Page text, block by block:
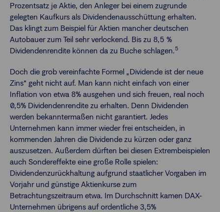
Prozentsatz je Aktie, den Anleger bei einem zugrunde
gelegten Kaufkurs als Dividendenausschüttung erhalten.
Das klingt zum Beispiel für Aktien mancher deutschen
Autobauer zum Teil sehr verlockend. Bis zu 8,5 %
Dividendenrendite können da zu Buche schlagen.5
Doch die grob vereinfachte Formel „Dividende ist der neue
Zins“ geht nicht auf. Man kann nicht einfach von einer
Inflation von etwa 8% ausgehen und sich freuen, real noch
0,5% Dividendenrendite zu erhalten. Denn Dividenden
werden bekanntermaßen nicht garantiert. Jedes
Unternehmen kann immer wieder frei entscheiden, in
kommenden Jahren die Dividende zu kürzen oder ganz
auszusetzen. Außerdem dürften bei diesen Extrembeispielen
auch Sondereffekte eine große Rolle spielen:
Dividendenzurückhaltung aufgrund staatlicher Vorgaben im
Vorjahr und günstige Aktienkurse zum
Betrachtungszeitraum etwa. Im Durchschnitt kamen DAX-
Unternehmen übrigens auf ordentliche 3,5%